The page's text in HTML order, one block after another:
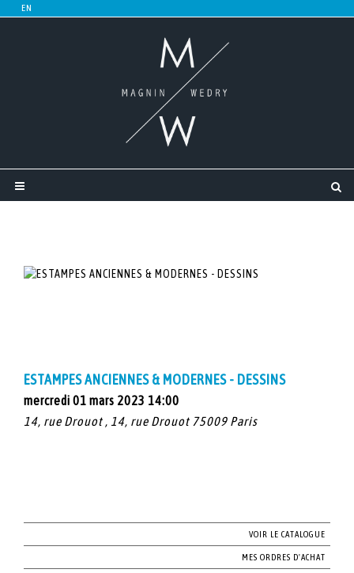
ESTAMPES ANCIENNES & MODERNES - DESSINS
mercredi 01 mars 2023 14:00
14, rue Drouot , 14, rue Drouot 75009 Paris
VOIR LE CATALOGUE
MES ORDRES D'ACHAT